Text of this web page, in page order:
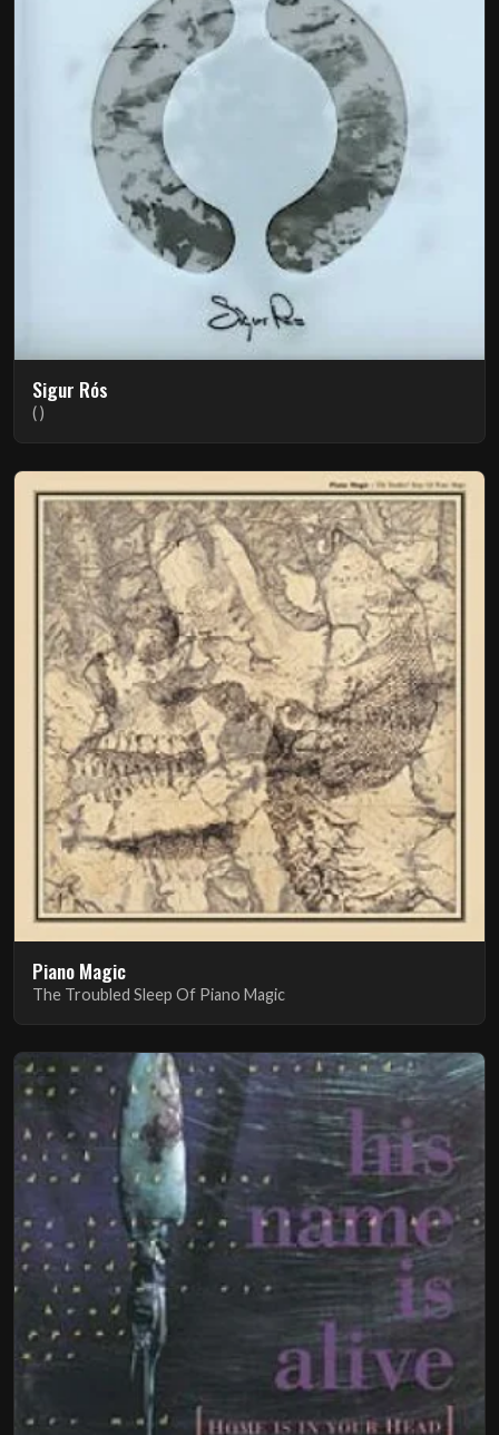
Sigur Rós
( )
Piano Magic
The Troubled Sleep Of Piano Magic